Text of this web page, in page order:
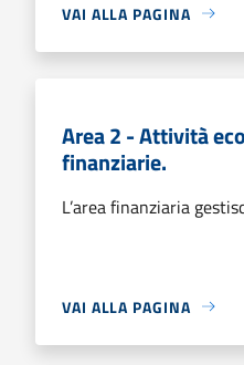
VAI ALLA PAGINA
Area 2 - Attività
finanziarie.
L’area finanziaria
VAI ALLA PAGINA